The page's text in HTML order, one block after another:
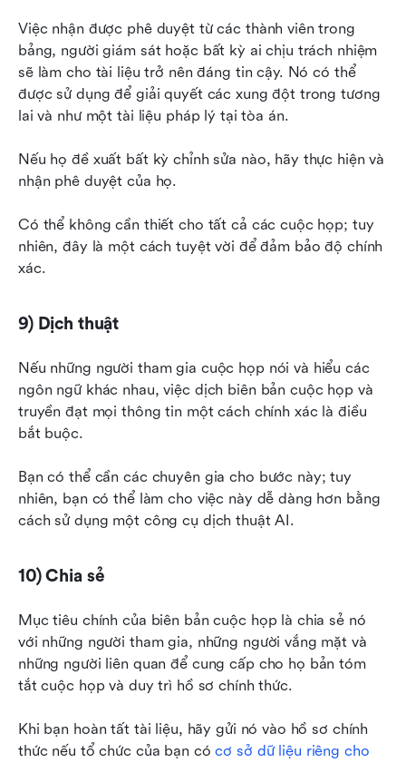
Việc nhận được phê duyệt từ các thành viên trong
bảng, người giám sát hoặc bất kỳ ai chịu trách nhiệm
sẽ làm cho tài liệu trở nên đáng tin cậy. Nó có thể
được sử dụng để giải quyết các xung đột trong tương
lai và như một tài liệu pháp lý tại tòa án.
Nếu họ đề xuất bất kỳ chỉnh sửa nào, hãy thực hiện và
nhận phê duyệt của họ.
Có thể không cần thiết cho tất cả các cuộc họp; tuy
nhiên, đây là một cách tuyệt vời để đảm bảo độ chính
xác.
9) Dịch thuật
Nếu những người tham gia cuộc họp nói và hiểu các
ngôn ngữ khác nhau, việc dịch biên bản cuộc họp và
truyền đạt mọi thông tin một cách chính xác là điều
bắt buộc.
Bạn có thể cần các chuyên gia cho bước này; tuy
nhiên, bạn có thể làm cho việc này dễ dàng hơn bằng
cách sử dụng một công cụ dịch thuật AI.
10) Chia sẻ
Mục tiêu chính của biên bản cuộc họp là chia sẻ nó
với những người tham gia, những người vắng mặt và
những người liên quan để cung cấp cho họ bản tóm
tắt cuộc họp và duy trì hồ sơ chính thức.
Khi bạn hoàn tất tài liệu, hãy gửi nó vào hồ sơ chính
thức nếu tổ chức của bạn có cơ sở dữ liệu riêng cho